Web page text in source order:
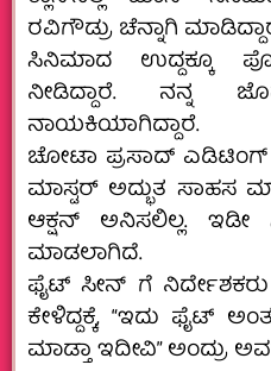
ರವಿಗೌಡ್ರು ಚೆನ್ನಾಗಿ
ಸಿನಿಮಾದ ಉದ್ದಕ್ಕೂ
ನೀಡಿದ್ದಾರೆ. ನನ್ನ
ನಾಯಕಿಯಾಗಿದ್ದಾರೆ.
ಚೋಟಾ ಪ್ರಸಾದ್‌
ಮಾಸ್ಟರ್ ಅದ್ಭುತ ಸಾಹಸ‌
ಆಕ್ಷನ್‌ ಅನಿಸಲಿಲ್ಲ. ಇಡೀ
ಮಾಡಲಾಗಿದೆ.
ಫೈಟ್ ಸೀನ್ ಗೆ
ಕೇಳಿದ್ದಕ್ಕೆ, “ಇದು ಫೈಟ್‌
ಮಾಡ್ತಾ ಇದೀವಿ” ಅಂದ್ರು